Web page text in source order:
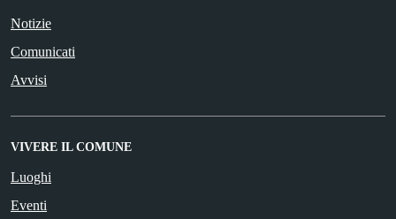
Notizie
Comunicati
Avvisi
VIVERE IL COMUNE
Luoghi
Eventi